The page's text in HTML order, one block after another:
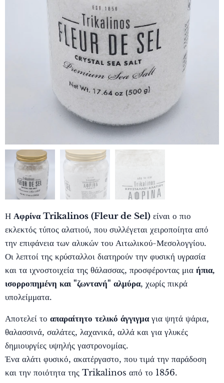
Η Αφρίνα Trikalinos (Fleur de Sel) είναι ο πιο
εκλεκτός τύπος αλατιού, που συλλέγεται χειροποίητα από
την επιφάνεια των αλυκών του Αιτωλικού-Μεσολογγίου.
Οι λεπτοί της κρύσταλλοι διατηρούν την φυσική υγρασία
και τα ιχνοστοιχεία της θάλασσας, προσφέροντας μια ήπια,
ισορροπημένη και "ζωντανή" αλμύρα, χωρίς πικρά
υπολείμματα.
Αποτελεί το απαραίτητο τελικό άγγιγμαγια ψητά ψάρια,
θαλασσινά, σαλάτες, λαχανικά, αλλά και για γλυκές
δημιουργίες υψηλής γαστρονομίας.
Ένα αλάτι φυσικό, ακατέργαστο, που τιμά την παράδοση
και την ποιότητα της Trikalinos από το 1856.